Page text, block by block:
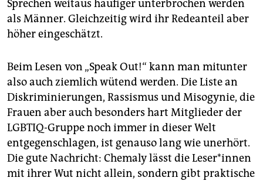
Sprechen weitaus häufiger unterbrochen werden
als Männer. Gleichzeitig wird ihr Redeanteil aber
höher eingeschätzt.
Beim Lesen von „Speak Out!“ kann man mitunter
also auch ziemlich wütend werden. Die Liste an
Diskriminierungen, Rassismus und Misogynie, die
Frauen aber auch besonders hart Mitglieder der
LGBTIQ-Gruppe noch immer in dieser Welt
entgegenschlagen, ist genauso lang wie unerhört.
Die gute Nachricht: Chemaly lässt die Leser*innen
mit ihrer Wut nicht allein, sondern gibt praktische